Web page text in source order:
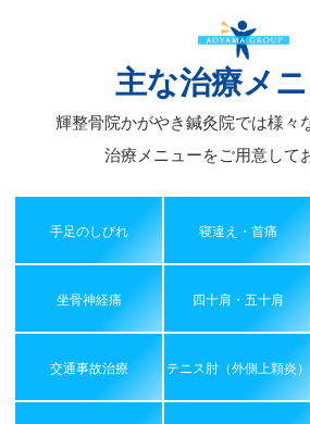
主な治療メ
輝整骨院かがやき鍼灸院では様々
治療メニューをご用意して
手足のしびれ 寝違え・首痛
坐骨神経痛 四十肩・五十肩
交通事故治療 テニス肘（外側上顆炎）